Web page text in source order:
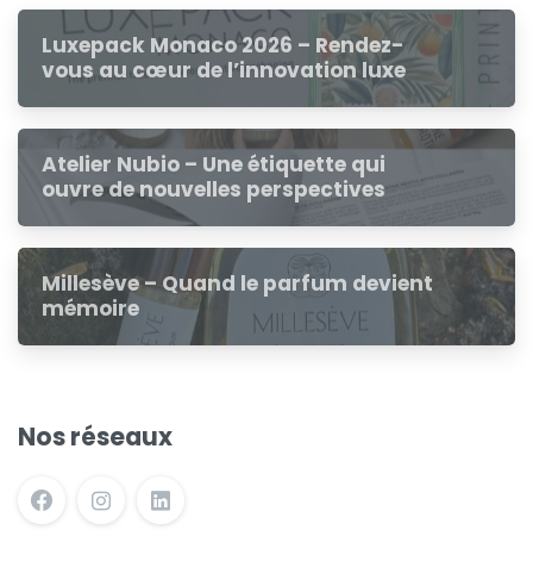
Luxepack Monaco 2026 – Rendez-
vous au cœur de l’innovation luxe
Atelier Nubio – Une étiquette qui
ouvre de nouvelles perspectives
Millesève – Quand le parfum devient
mémoire
Nos réseaux